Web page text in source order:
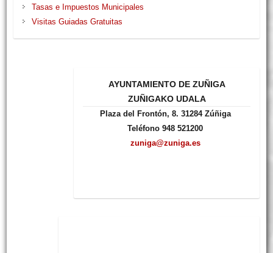
Tasas e Impuestos Municipales
Visitas Guiadas Gratuitas
AYUNTAMIENTO DE ZUÑIGA
ZUÑIGAKO UDALA
Plaza del Frontón, 8. 31284 Zúñiga
Teléfono 948 521200
zuniga@zuniga.es